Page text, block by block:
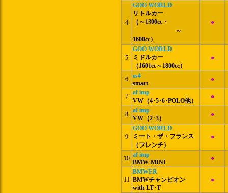
4
GOO WORLD
リトルカー
（～1300cc・
～
1600cc）
●
5
GOO WORLD
ミドルカー
（1601cc～1800cc）
●
6
es4
smart
●
7
af imp
VW（4･5･6･POLO他）
●
8
af imp
VW（2･3）
●
9
GOO WORLD
ミート・ザ・フランス
（フレンチ）
●
10 af imp
BMW-MINI
●
11
BMWER
BMWチャンピオン
with LT･T
●